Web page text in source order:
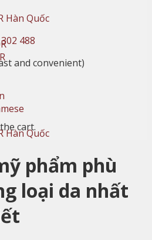
488
and convenient)
cart.
phẩm phù
loại da nhất